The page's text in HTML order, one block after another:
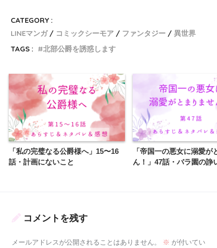
CATEGORY :
LINEマンガ
コミックシーモア ファンタジー
異世界
TAGS :
北部公爵を誘惑します
「私の完璧なる公爵様へ」15〜16
話・計画にないこと
「帝国一の悪女に溺愛が
ん！」47話・バラ園の諍
コメントを残す
メールアドレスが公開されることはありません。 ※ が付いてい